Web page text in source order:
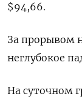
$94,66.
За прорывом
неглубокое
На суточном